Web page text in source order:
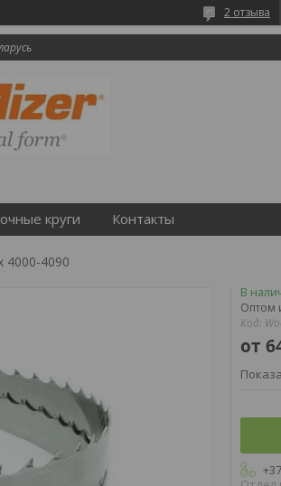
2 отзыва
круги Контакты
4000-4090
В
Оптом
Код:
от